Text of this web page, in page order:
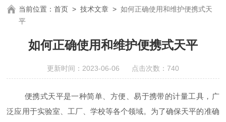
当前位置：首页 >技术文章 >如何正确使用和维护便携式天
平
如何正确使用和维护便携式天平
更新时间：2023-06-06 点击次数：740
便携式天平是一种简单、方便、易于携带的计量工具，广
泛应用于实验室、工厂、学校等各个领域。为了确保天平的准确